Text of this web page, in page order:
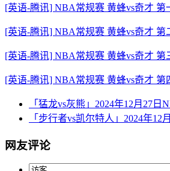
[英语-腾讯] NBA常规赛 黄蜂vs奇才 第
[英语-腾讯] NBA常规赛 黄蜂vs奇才 第
[英语-腾讯] NBA常规赛 黄蜂vs奇才 第
[英语-腾讯] NBA常规赛 黄蜂vs奇才 第
「猛龙vs灰熊」2024年12月27日
「步行者vs凯尔特人」2024年12
网友评论